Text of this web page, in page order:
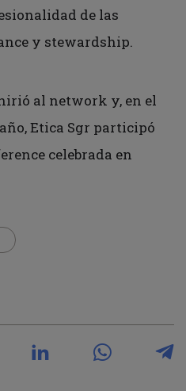
de las
y stewardship.
al network y, en el
Etica Sgr participó
celebrada en